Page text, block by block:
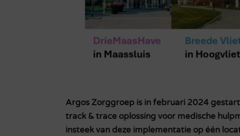
Argos Zorggroep is in februari 2024
track & trace oplossing voor medische
insteek van deze implementatie op één